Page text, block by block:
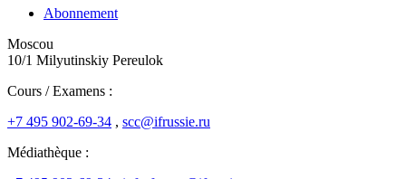
Abonnement
Moscou
10/1 Milyutinskiy Pereulok
Cours / Examens :
+7 495 902-69-34 , scc@ifrussie.ru
Médiathèque :